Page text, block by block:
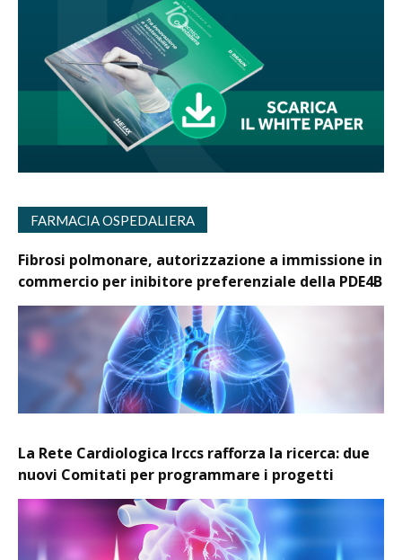
FARMACIA OSPEDALIERA
Fibrosi polmonare, autorizzazione a immissione in
commercio per inibitore preferenziale della PDE4B
La Rete Cardiologica Irccs rafforza la ricerca: due
nuovi Comitati per programmare i progetti